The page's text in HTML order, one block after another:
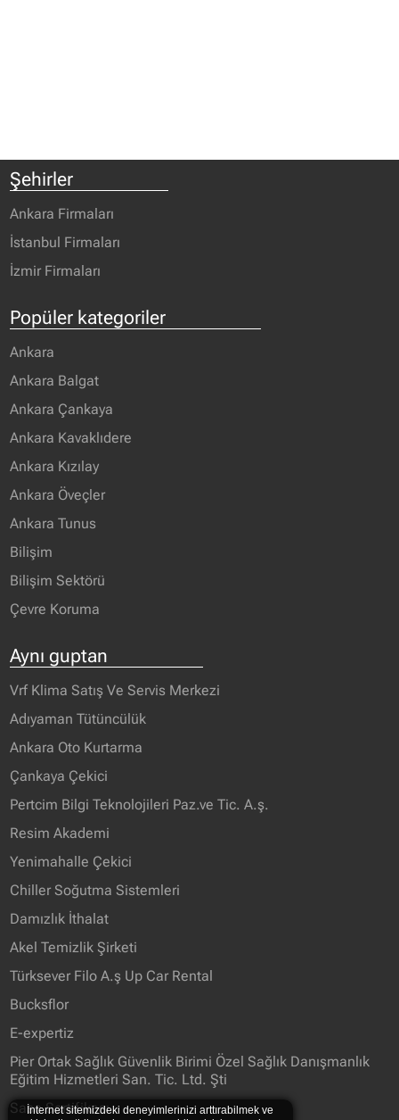
Şehirler
Ankara Firmaları
İstanbul Firmaları
İzmir Firmaları
Popüler kategoriler
Ankara
Ankara Balgat
Ankara Çankaya
Ankara Kavaklıdere
Ankara Kızılay
Ankara Öveçler
Ankara Tunus
Bilişim
Bilişim Sektörü
Çevre Koruma
Aynı guptan
Vrf Klima Satış Ve Servis Merkezi
Adıyaman Tütüncülük
Ankara Oto Kurtarma
Çankaya Çekici
Pertcim Bilgi Teknolojileri Paz.ve Tic. A.ş.
Resim Akademi
Yenimahalle Çekici
Chiller Soğutma Sistemleri
Damızlık İthalat
Akel Temizlik Şirketi
Türksever Filo A.ş Up Car Rental
Bucksflor
E-expertiz
Pier Ortak Sağlık Güvenlik Birimi Özel Sağlık Danışmanlık
Eğitim Hizmetleri San. Tic. Ltd. Şti
Saso Sertifikası
İnternet sitemizdeki deneyimlerinizi arttırabilmek ve